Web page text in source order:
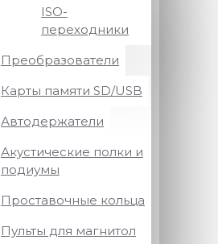
ISO-
переходники
Преобразователи
Карты памяти SD/USB
Автодержатели
Акустические полки и
подиумы
Проставочные кольца
Пульты для магнитол